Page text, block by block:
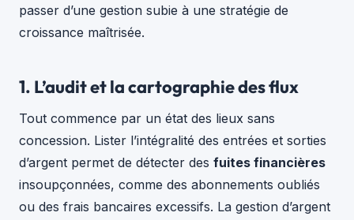
passer d’une gestion subie à une stratégie de
croissance maîtrisée.
1. L’audit et la cartographie des flux
Tout commence par un état des lieux sans
concession. Lister l’intégralité des entrées et sorties
d’argent permet de détecter des fuites financières
insoupçonnées, comme des abonnements oubliés
ou des frais bancaires excessifs. La gestion d’argent